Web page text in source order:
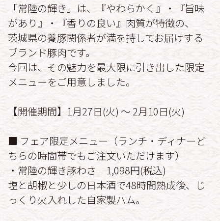
「常陸の輝き」は、『やわらかく』・『旨味
があり』・『香りの良い』肉質が特徴の、
茨城県の養豚関係者が満を持してお届けする
ブランド豚肉です。
今回は、その魅力を最大限に引き出した限定
メニューをご用意しました。
【開催期間】1月27日(火) ～ 2月10日(火)
■ フェア限定メニュー（ランチ・ディナーど
ちらの時間帯でもご注文いただけます）
・常陸の輝き豚わさ 1,098円(税込)
塩と胡椒と少しの日本酒で48時間熟成後、じ
っくり火入れした自家製ハム。